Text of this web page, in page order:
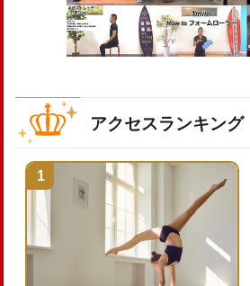
アクセスランキング